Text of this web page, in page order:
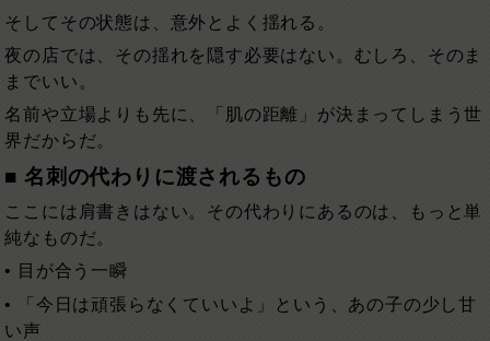
そしてその状態は、意外とよく揺れる。
夜の店では、その揺れを隠す必要はない。むしろ、そのま
までいい。
名前や立場よりも先に、「肌の距離」が決まってしまう世
界だからだ。
■ 名刺の代わりに渡されるもの
ここには肩書きはない。その代わりにあるのは、もっと単
純なものだ。
• 目が合う一瞬
• 「今日は頑張らなくていいよ」という、あの子の少し甘
い声